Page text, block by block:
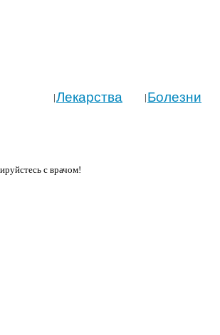
|Лекарства | Болезни
с врачом!